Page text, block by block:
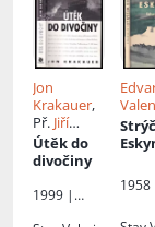
Jon
Krakauer,
Př. Jiří
Martínek
Útěk do
divočiny
1999 |
1958